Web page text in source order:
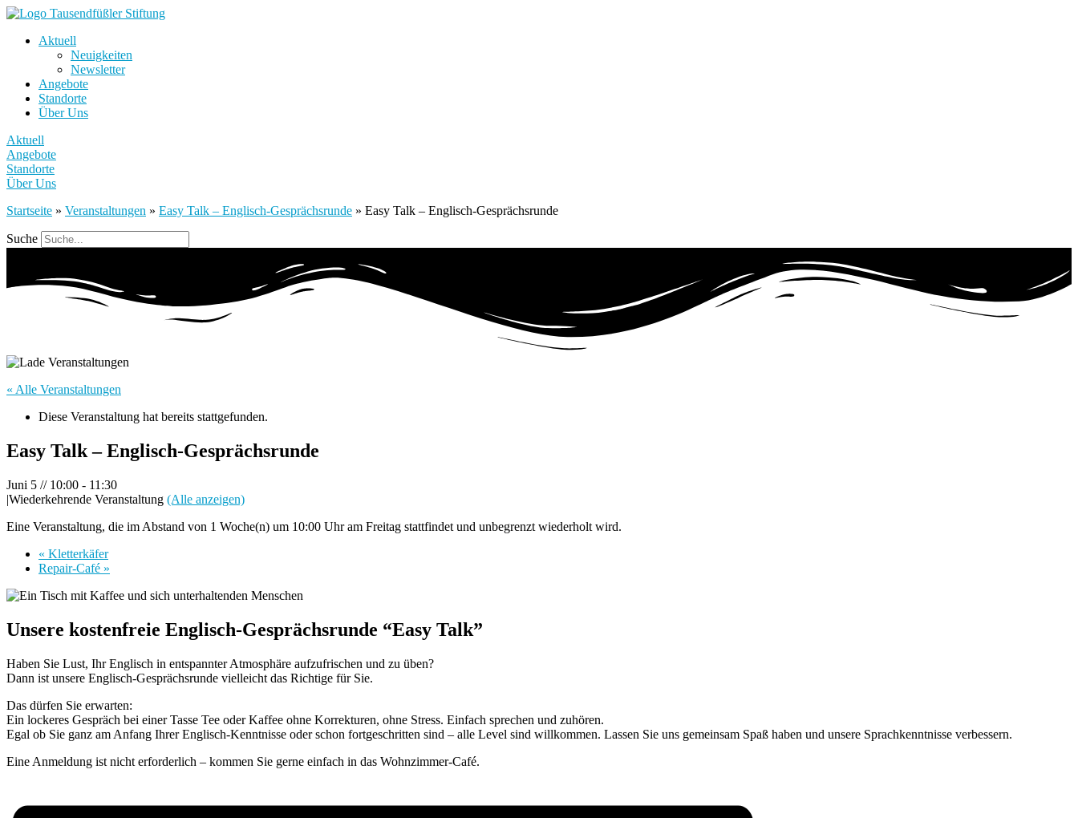
Aktuell
Neuigkeiten
Newsletter
Angebote
Standorte
Über Uns
Aktuell
Angebote
Standorte
Über Uns
Startseite » Veranstaltungen » Easy Talk – Englisch-Gesprächsrunde » Easy Talk – Englisch-Gesprächsrunde
Suche
« Alle Veranstaltungen
Diese Veranstaltung hat bereits stattgefunden.
Easy Talk – Englisch-Gesprächsrunde
Juni 5 // 10:00 - 11:30
|Wiederkehrende Veranstaltung (Alle anzeigen)
Eine Veranstaltung, die im Abstand von 1 Woche(n) um 10:00 Uhr am Freitag stattfindet und unbegrenzt wiederholt wird.
« Kletterkäfer
Repair-Café »
Unsere kostenfreie Englisch-Gesprächsrunde “Easy Talk”
Haben Sie Lust, Ihr Englisch in entspannter Atmosphäre aufzufrischen und zu üben?
Dann ist unsere Englisch-Gesprächsrunde vielleicht das Richtige für Sie.
Das dürfen Sie erwarten:
Ein lockeres Gespräch bei einer Tasse Tee oder Kaffee ohne Korrekturen, ohne Stress. Einfach sprechen und zuhören.
Egal ob Sie ganz am Anfang Ihrer Englisch-Kenntnisse oder schon fortgeschritten sind – alle Level sind willkommen. Lassen Sie uns gemeinsam Spaß haben und unsere Sprachkenntnisse verbessern.
Eine Anmeldung ist nicht erforderlich – kommen Sie gerne einfach in das Wohnzimmer-Café.